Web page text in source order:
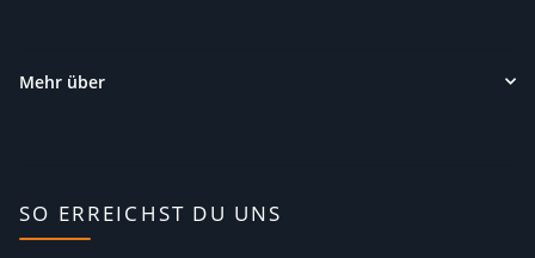
Mehr über
SO ERREICHST DU UNS